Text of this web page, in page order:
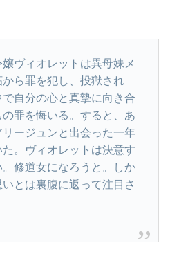
ヴィオレットは異母妹メ
ら罪を犯し、投獄され
自分の心と真摯に向き合
罪を悔いる。すると、あ
ージュンと出会った一年
。ヴィオレットは決意す
修道女になろうと。しか
とは裏腹に返って注目さ